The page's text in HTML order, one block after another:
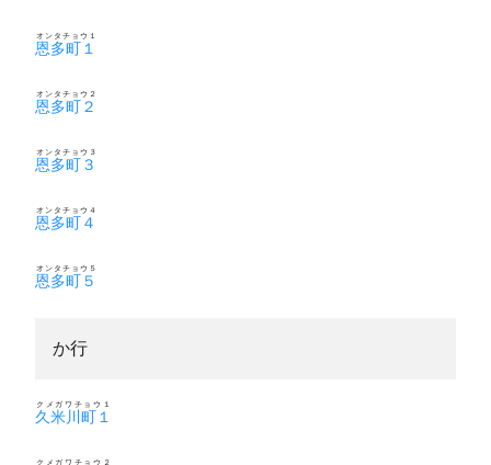
恩多町１
オンタチョウ１
恩多町２
オンタチョウ２
恩多町３
オンタチョウ３
恩多町４
オンタチョウ４
恩多町５
オンタチョウ５
か行
久米川町１
クメガワチョウ１
クメガワチョウ２